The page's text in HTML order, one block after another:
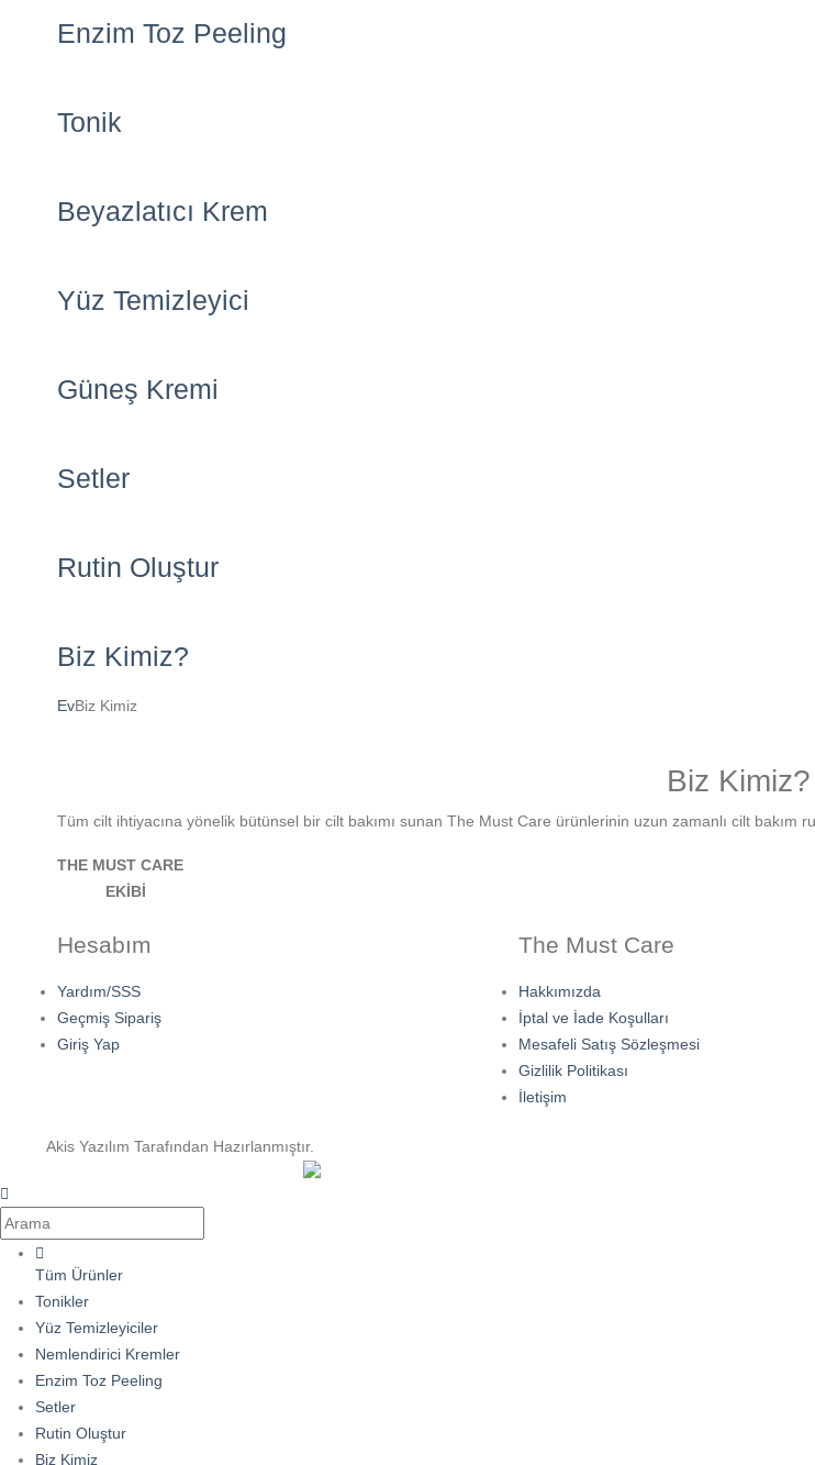
Enzim Toz Peeling
Tonik
Beyazlatıcı Krem
Yüz Temizleyici
Güneş Kremi
Setler
Rutin Oluştur
Biz Kimiz?
EvBiz Kimiz
Biz Kimiz?
Tüm cilt ihtiyacına yönelik bütünsel bir cilt bakımı sunan The Must Care ürünlerinin uzun zamanlı cilt bakım
THE MUST CARE
EKİBİ
Hesabım
Yardım/SSS
Geçmiş Sipariş
Giriş Yap
The Must Care
Hakkımızda
İptal ve İade Koşulları
Mesafeli Satış Sözleşmesi
Gizlilik Politikası
İletişim
Akis Yazılım Tarafından Hazırlanmıştır.
Tüm Ürünler
Tonikler
Yüz Temizleyiciler
Nemlendirici Kremler
Enzim Toz Peeling
Setler
Rutin Oluştur
Biz Kimiz